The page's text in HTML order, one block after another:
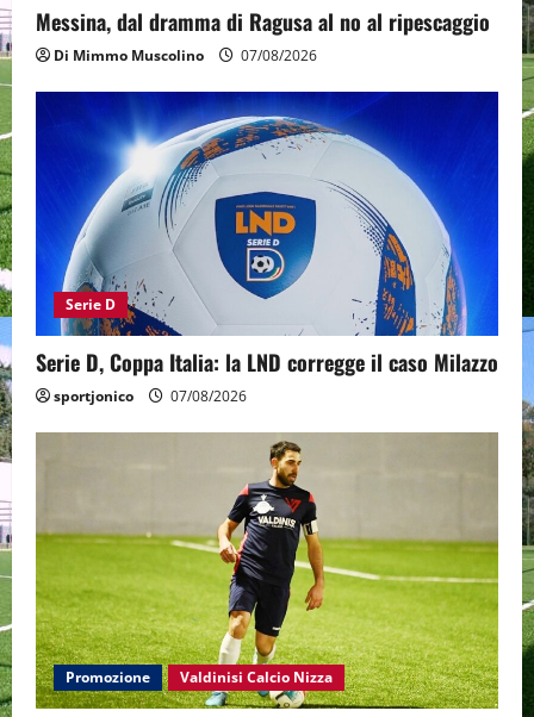
Messina, dal dramma di Ragusa al no al ripescaggio
Di Mimmo Muscolino 07/08/2026
Serie D
Serie D, Coppa Italia: la LND corregge il caso Milazzo
sportjonico 07/08/2026
Promozione Valdinisi Calcio Nizza